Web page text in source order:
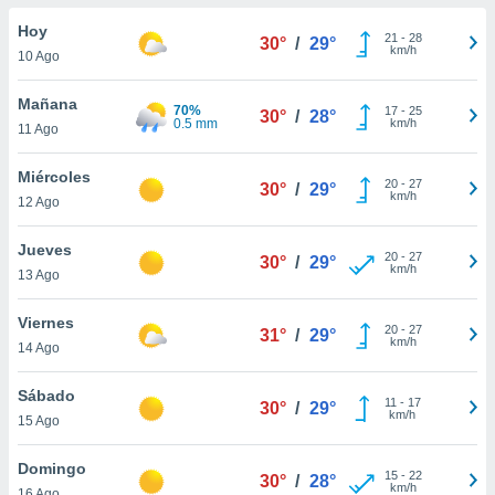
en
y
disponible
cookies
aceptar
Hoy
10 Ago
30° / 29° 21 - 28
km/h
Mañana
11 Ago
70%
0.5 mm
30° / 28° 17- 25
km/h
Miércoles
12 Ago
30° / 29° 20- 27
km/h
Jueves
13 Ago
30° / 29° 20- 27
km/h
Viernes
14 Ago
31° / 29° 20- 27
km/h
Sábado
15 Ago
30° / 29° 11 - 17
km/h
Domingo
30° / 28° 15- 22
km/h